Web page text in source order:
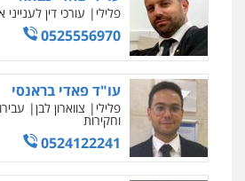
פלילי עורכי דין לענייני
0525556970
עו"ד פאדי בראנסי
פלילי צווארון לבן
וחקירות
0524122241